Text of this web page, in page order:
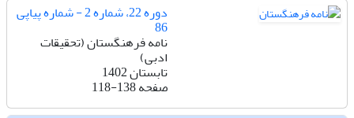
دوره 22، شماره 2 - شماره پیاپی
86
نامه فرهنگستان (تحقیقات
ادبی)
تابستان 1402
صفحه118-138